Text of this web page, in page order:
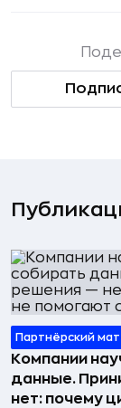
Партнёрский
Компании
данные.
нет: почему